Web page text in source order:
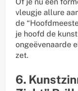
vleugje allure
de
je hoofd de
ongeëvenaarde
zet.
6.